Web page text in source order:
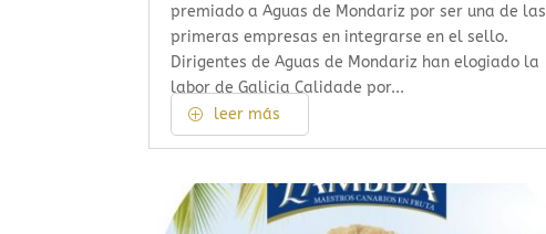
premiado a Aguas de Mondariz por ser una de las
primeras empresas en integrarse en el sello.
Dirigentes de Aguas de Mondariz han elogiado la
labor de Galicia Calidade por...
leer más